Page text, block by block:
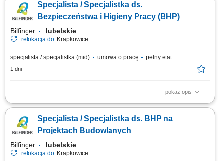
Przygotowanie i prowadzenie zajęć z słuchaczami,
Specjalista / Specjalistka ds.
Bezpieczeństwa i Higieny Pracy (BHP)
Bilfinger lubelskie
relokacja do: Krapkowice
specjalista / specjalistka (mid) umowa o pracę pełny etat
1 dni
pokaż opis
Opis stanowiska Kompleksowa obsługa obszaru BHP na projektach
bezpieczeństwa pracy na budowach; Przeprowadzanie kontroli oraz
audytów BHP i raportowanie wyników; Prowadzenie dokumentacji
Specjalista / Specjalistka ds. BHP na
Projektach Budowlanych
Bilfinger lubelskie
relokacja do: Krapkowice